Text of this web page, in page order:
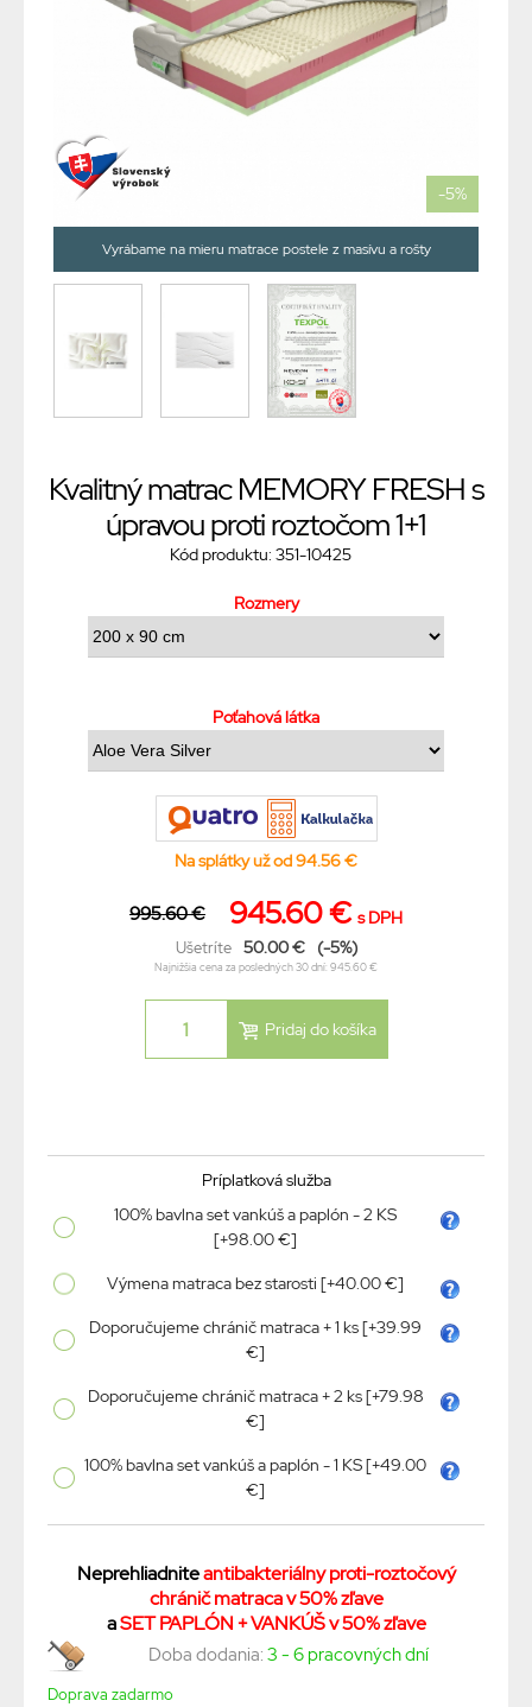
-5%
Vyrábame na mieru matrace postele z masívu a rošty
Kvalitný matrac MEMORY FRESH s
úpravou proti roztočom 1+1
Kód produktu: 351-10425
Rozmery
Poťahová látka
Na splátky už od 94.56 €
995.60 € 945.60 € s DPH
Ušetríte 50.00 € (-5%)
Najnižšia cena za posledných 30 dní: 945.60 €
Príplatková služba
100% bavlna set vankúš a paplón - 2 KS
[+98.00 €]
Výmena matraca bez starosti [+40.00 €]
Doporučujeme chránič matraca + 1 ks [+39.99
€]
Doporučujeme chránič matraca + 2 ks [+79.98
€]
100% bavlna set vankúš a paplón - 1 KS [+49.00
€]
Neprehliadniteantibakteriálny proti-roztočový
chránič matraca v 50% zľave
aSET PAPLÓN + VANKÚŠ v 50% zľave
Doba dodania: 3 - 6 pracovných dní
Doprava zadarmo